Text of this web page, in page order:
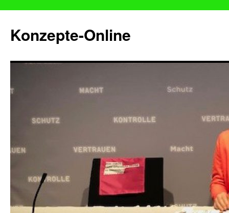
Konzepte-Online